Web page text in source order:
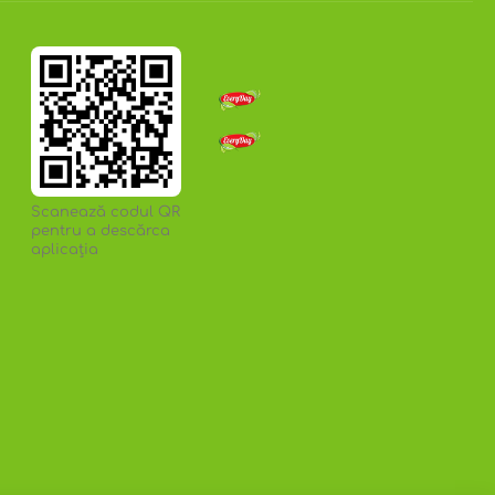
Scanează codul QR
pentru a descărca
aplicația